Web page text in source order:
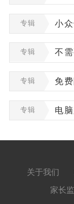
专辑 小
专辑 不
专辑 免
专辑 电
关于我们
家长